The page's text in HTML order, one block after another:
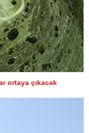
ortaya çıkacak